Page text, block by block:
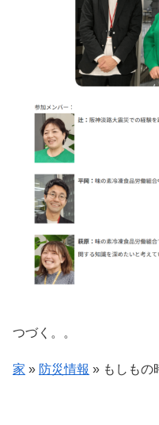
つづく。。
家 » 防災情報 » もしもの